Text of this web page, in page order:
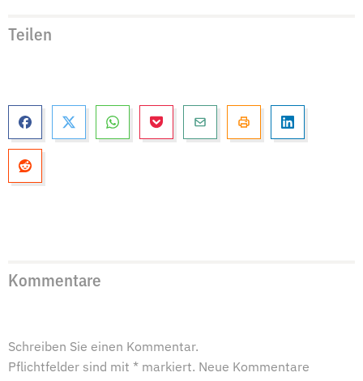
Teilen
Kommentare
Schreiben Sie einen Kommentar.
Pflichtfelder sind mit * markiert. Neue Kommentare